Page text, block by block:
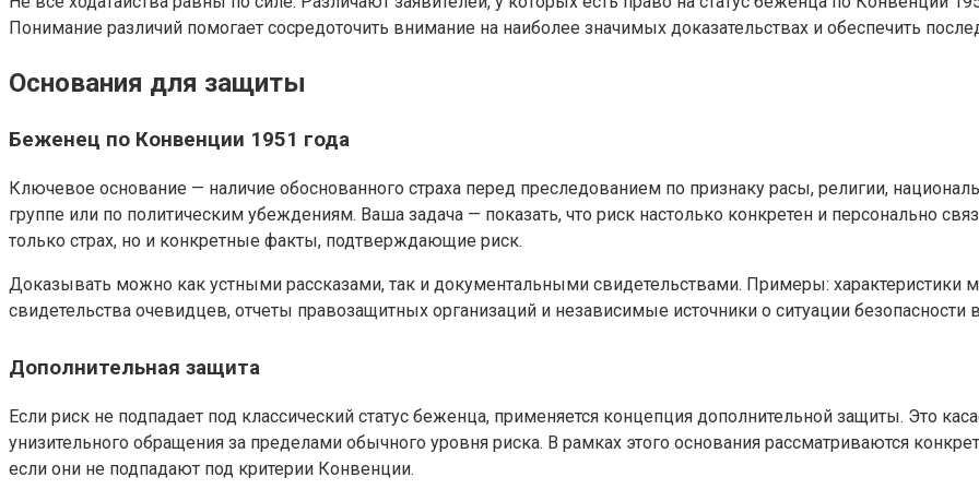
Понимание различий помогает сосредоточить внимание на наиболее значимых доказательствах и обеспечить
Основания для защиты
Беженец по Конвенции 1951 года
Ключевое основание — наличие обоснованного страха перед преследованием по признаку расы, религии,
группе или по политическим убеждениям. Ваша задача — показать, что риск настолько конкретен и персонально
только страх, но и конкретные факты, подтверждающие риск.
Доказывать можно как устными рассказами, так и документальными свидетельствами. Примеры: характеристики
свидетельства очевидцев, отчеты правозащитных организаций и независимые источники о ситуации безопасности
Дополнительная защита
Если риск не подпадает под классический статус беженца, применяется концепция дополнительной защиты. Это
унизительного обращения за пределами обычного уровня риска. В рамках этого основания рассматриваются
если они не подпадают под критерии Конвенции.